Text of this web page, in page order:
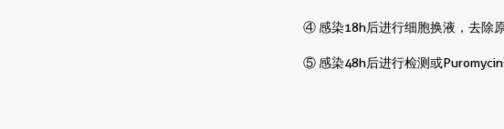
④ 感染18h后进行细胞换液，去除
⑤ 感染48h后进行检测或Puromycin